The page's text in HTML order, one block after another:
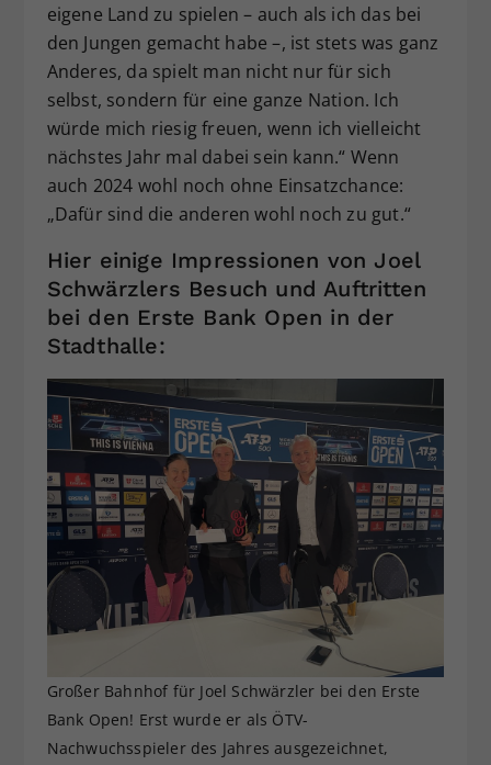
eigene Land zu spielen – auch als ich das bei
den Jungen gemacht habe –, ist stets was ganz
Anderes, da spielt man nicht nur für sich
selbst, sondern für eine ganze Nation. Ich
würde mich riesig freuen, wenn ich vielleicht
nächstes Jahr mal dabei sein kann.“ Wenn
auch 2024 wohl noch ohne Einsatzchance:
„Dafür sind die anderen wohl noch zu gut.“
Hier einige Impressionen von Joel
Schwärzlers Besuch und Auftritten
bei den Erste Bank Open in der
Stadthalle:
Großer Bahnhof für Joel Schwärzler bei den Erste
Bank Open! Erst wurde er als ÖTV-
Nachwuchsspieler des Jahres ausgezeichnet,